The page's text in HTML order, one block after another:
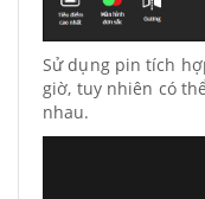
Sử dụng pin tích
giờ, tuy nhiên có
nhau.